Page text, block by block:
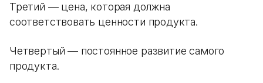
Третий — цена, которая должна
соответствовать ценности продукта.
Четвертый — постоянное развитие самого
продукта.